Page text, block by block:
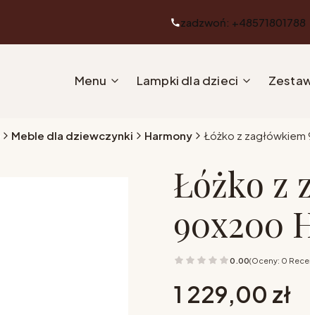
zadzwoń: +48571801788
Menu Lampki dla dzieci
Meble dla dziewczynki Harmony Łóżko z
Łóżko z
90x200
0.00(Oceny: 0
Cena
1 229,00 zł